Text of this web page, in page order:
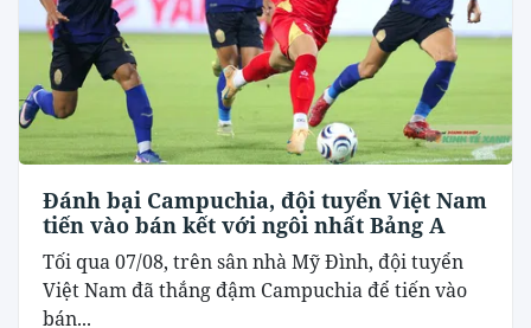
Đánh bại Campuchia, đội tuyển Việt Nam
tiến vào bán kết với ngôi nhất Bảng A
Tối qua 07/08, trên sân nhà Mỹ Đình, đội tuyển
Việt Nam đã thắng đậm Campuchia để tiến vào
bán...